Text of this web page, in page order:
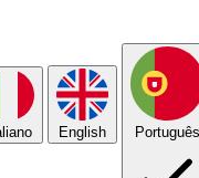
English Português